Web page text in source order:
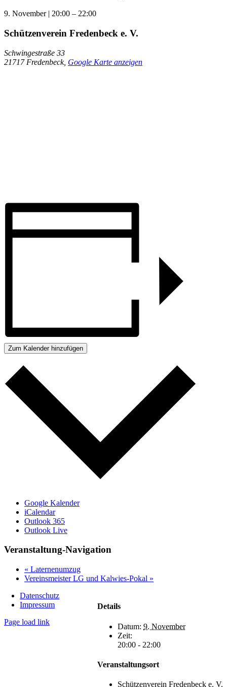
9. November | 20:00 – 22:00
Schützenverein Fredenbeck e. V.
Schwingestraße 33
21717 Fredenbeck, Google Karte anzeigen
Zum Kalender hinzufügen
Google Kalender
iCalendar
Outlook 365
Outlook Live
Veranstaltung-Navigation
« Laternenumzug
Vereinsmeister LG und Kalwies-Pokal »
Details
Datum: 9. November
Zeit:
20:00 - 22:00
Veranstaltungsort
Schützenverein Fredenbeck e. V.
Datenschutz
Impressum
Page load link